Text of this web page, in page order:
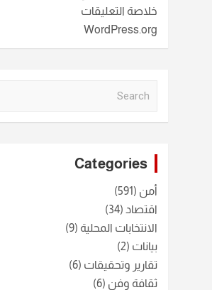
خلاصة التعليقات
WordPress.org
Categories
أمن (591)
اقتصاد (34)
الانتخابات المحلية (9)
بيانات (2)
تقارير وتحقيقات (6)
ثقافة وفن (6)